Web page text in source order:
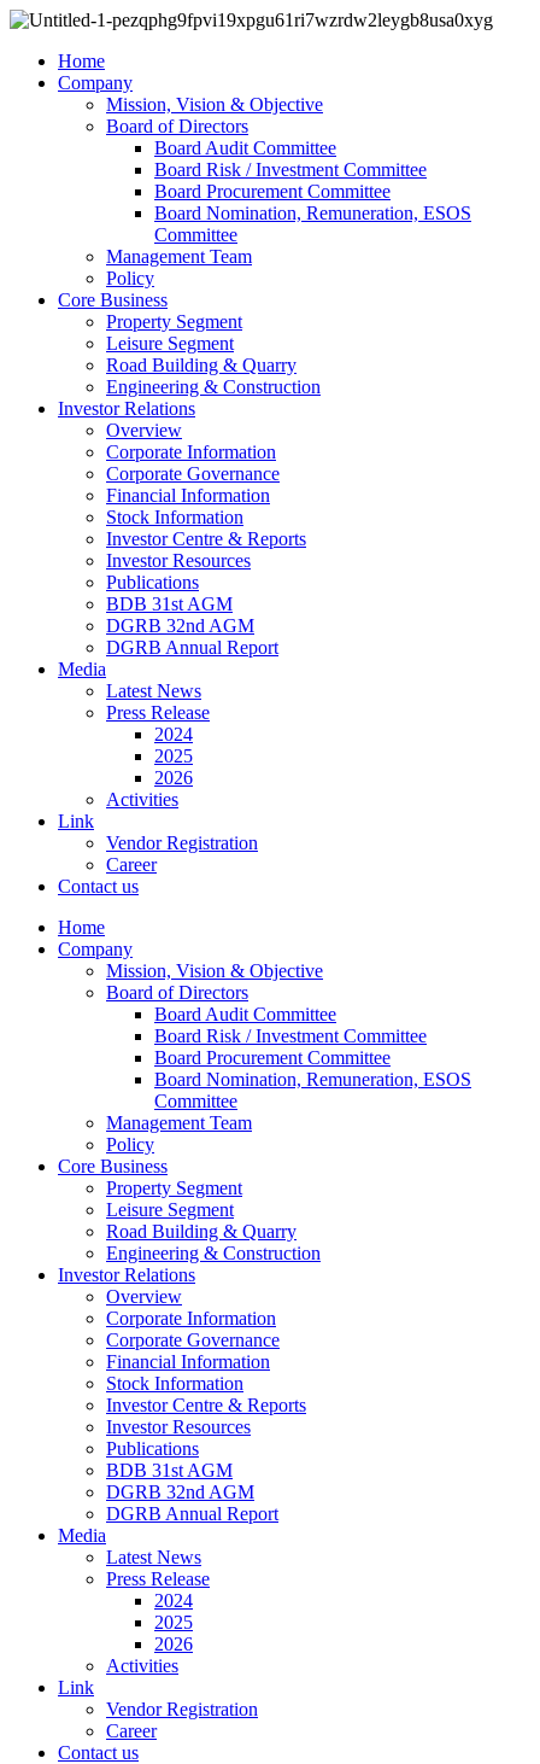
Home
Company
Mission, Vision & Objective
Board of Directors
Board Audit Committee
Board Risk / Investment Committee
Board Procurement Committee
Board Nomination, Remuneration, ESOS
Committee
Management Team
Policy
Core Business
Property Segment
Leisure Segment
Road Building & Quarry
Engineering & Construction
Investor Relations
Overview
Corporate Information
Corporate Governance
Financial Information
Stock Information
Investor Centre & Reports
Investor Resources
Publications
BDB 31st AGM
DGRB 32nd AGM
DGRB Annual Report
Media
Latest News
Press Release
2024
2025
2026
Activities
Link
Vendor Registration
Career
Contact us
Home
Company
Mission, Vision & Objective
Board of Directors
Board Audit Committee
Board Risk / Investment Committee
Board Procurement Committee
Board Nomination, Remuneration, ESOS
Committee
Management Team
Policy
Core Business
Property Segment
Leisure Segment
Road Building & Quarry
Engineering & Construction
Investor Relations
Overview
Corporate Information
Corporate Governance
Financial Information
Stock Information
Investor Centre & Reports
Investor Resources
Publications
BDB 31st AGM
DGRB 32nd AGM
DGRB Annual Report
Media
Latest News
Press Release
2024
2025
2026
Activities
Link
Vendor Registration
Career
Contact us